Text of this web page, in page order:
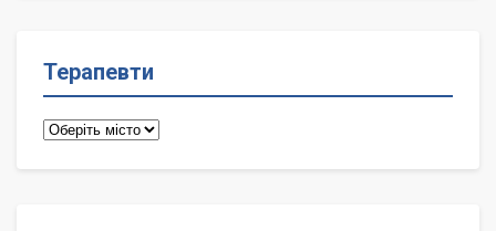
Терапевти
Терапевти